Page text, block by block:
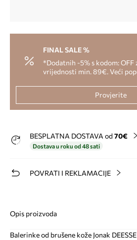
FINAL SALE %
*Dodatnih -5% s kodom: OFF
vrijednosti min. 89€. Veći
Provjerite
BESPLATNA DOSTAVA od 70€
Dostava u roku od 48 sati
POVRATI I REKLAMACIJE
Opis proizvoda
Balerinke od brušene kože Jonak